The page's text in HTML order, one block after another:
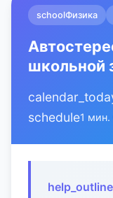
schoolФизика
школьной
schedule1 мин.
help_outline